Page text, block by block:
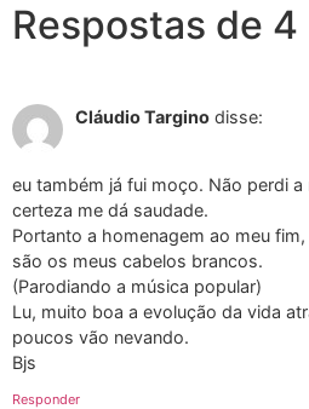
Respostas de 4
Cláudio Targino disse:
eu também já fui moço. Não perdi
certeza me dá saudade.
Portanto a homenagem ao meu
são os meus cabelos brancos.
(Parodiando a música popular)
Lu, muito boa a evolução da vida
poucos vão nevando.
Bjs
Responder